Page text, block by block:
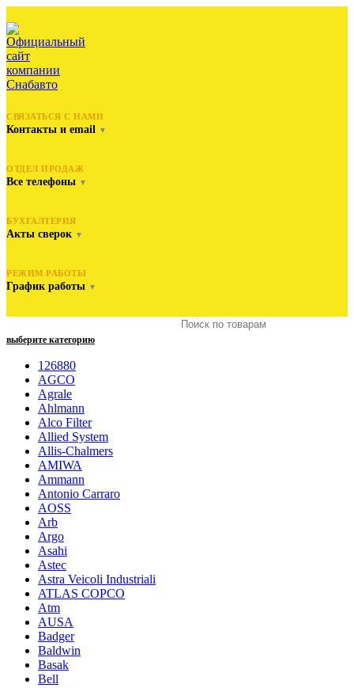
СВЯЗАТЬСЯ С НАМИ
Контакты и email ▼
ОТДЕЛ ПРОДАЖ
Все телефоны ▼
БУХГАЛТЕРИЯ
Акты сверок ▼
РЕЖИМ РАБОТЫ
График работы ▼
выберите категорию
126880
AGCO
Agrale
Ahlmann
Alco Filter
Allied System
Allis-Chalmers
AMIWA
Ammann
Antonio Carraro
AOSS
Arb
Argo
Asahi
Astec
Astra Veicoli Industriali
ATLAS COPCO
Atm
AUSA
Badger
Baldwin
Basak
Bell